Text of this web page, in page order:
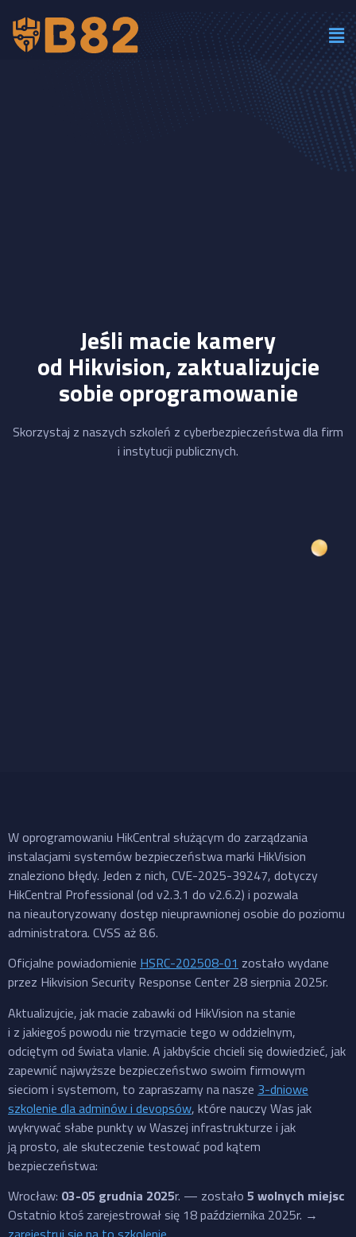
Jeśli macie kamery
od Hikvision, zaktualizujcie
sobie oprogramowanie
Skorzystaj z naszych szkoleń z cyberbezpieczeństwa dla firm
i instytucji publicznych.
W oprogramowaniu HikCentral służącym do zarządzania
instalacjami systemów bezpieczeństwa marki HikVision
znaleziono błędy. Jeden z nich, CVE-2025-39247, dotyczy
HikCentral Professional (od v2.3.1 do v2.6.2) i pozwala
na nieautoryzowany dostęp nieuprawnionej osobie do poziomu
administratora. CVSS aż 8.6.
Oficjalne powiadomienie HSRC-202508-01 zostało wydane
przez Hikvision Security Response Center 28 sierpnia 2025r.
Aktualizujcie, jak macie zabawki od HikVision na stanie
i z jakiegoś powodu nie trzymacie tego w oddzielnym,
odciętym od świata vlanie. A jakbyście chcieli się dowiedzieć, jak
zapewnić najwyższe bezpieczeństwo swoim firmowym
sieciom i systemom, to zapraszamy na nasze 3-dniowe
szkolenie dla adminów i devopsów, które nauczy Was jak
wykrywać słabe punkty w Waszej infrastrukturze i jak
ją prosto, ale skuteczenie testować pod kątem
bezpieczeństwa:
Wrocław: 03-05 grudnia 2025r. — zostało 5 wolnych miejsc
Ostatnio ktoś zarejestrował się 18 października 2025r. →